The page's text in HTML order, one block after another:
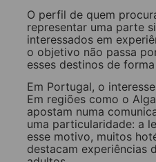
O perfil de quem
representar uma parte
interessados em
o objetivo não passa
esses destinos de
Em Portugal, o
Em regiões como o
apostam numa
uma particularidade: a
esse motivo, muitos
destacam experiências